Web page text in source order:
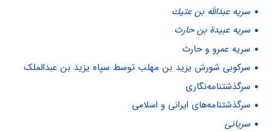
سريه عبدالله بن عتيك
سريه عبيدة بن حارث
سريه عمرو و حارث
سرکوبی شورش یزید بن مهلب توسط سپاه یزید بن عبدالملک
سرگذشتنامه‌نگاری
سرگذشتنامه‌های ایرانی و اسلامی
سریانى